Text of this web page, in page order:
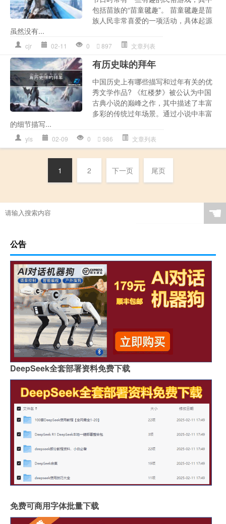
包括苗族的“苗童毽趣”。 苗童毽趣是苗
族人民非常喜爱的一项活动，具体起源
虽然没有...
cjr 02-11 0 897 文章列表
有历史味的拜年
中国历史上有哪些描写和过年有关的优
秀文学作品? 《红楼梦》被公认为中国
古典小说的巅峰之作，其中描述了丰富
多彩的传统过年场景。通过小说中丰富
的细节描写...
yls 02-09 0 986 文章列表
1 2 下一页 尾页
☚
公告
DeepSeek全套部署资料免费下载
免费可商用字体批量下载